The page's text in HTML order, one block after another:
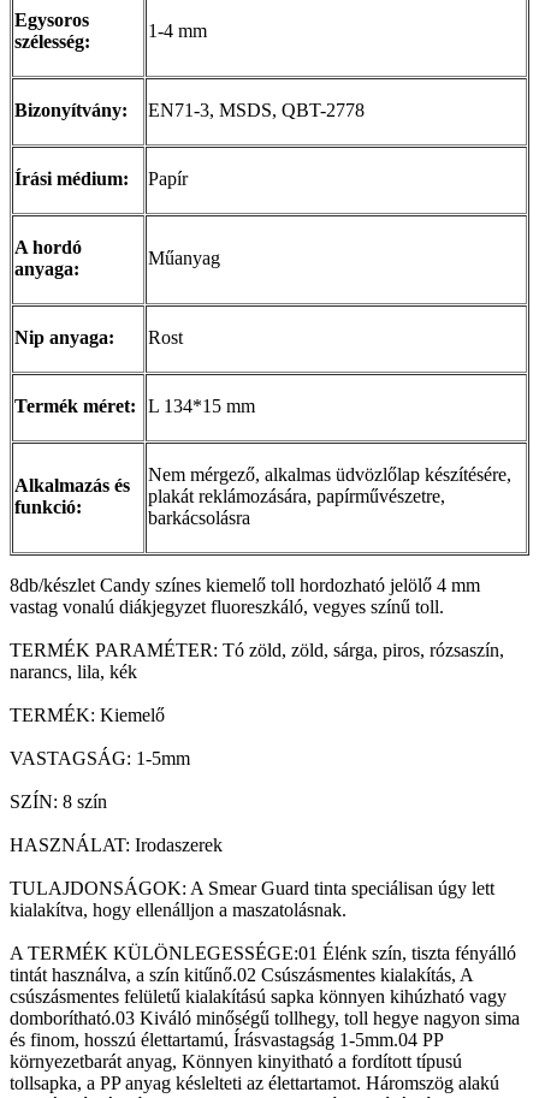
Egysoros
szélesség:
1-4 mm
Bizonyítvány: EN71-3, MSDS, QBT-2778
Írási médium: Papír
A hordó
anyaga:
Műanyag
Nip anyaga: Rost
Termék méret: L 134*15 mm
Alkalmazás és
funkció:
Nem mérgező, alkalmas üdvözlőlap készítésére,
plakát reklámozására, papírművészetre,
barkácsolásra
8db/készlet Candy színes kiemelő toll hordozható jelölő 4 mm
vastag vonalú diákjegyzet fluoreszkáló, vegyes színű toll.
TERMÉK PARAMÉTER: Tó zöld, zöld, sárga, piros, rózsaszín,
narancs, lila, kék
TERMÉK: Kiemelő
VASTAGSÁG: 1-5mm
SZÍN: 8 szín
HASZNÁLAT: Irodaszerek
TULAJDONSÁGOK: A Smear Guard tinta speciálisan úgy lett
kialakítva, hogy ellenálljon a maszatolásnak.
A TERMÉK KÜLÖNLEGESSÉGE:01 Élénk szín, tiszta fényálló
tintát használva, a szín kitűnő.02 Csúszásmentes kialakítás, A
csúszásmentes felületű kialakítású sapka könnyen kihúzható vagy
domborítható.03 Kiváló minőségű tollhegy, toll hegye nagyon sima
és finom, hosszú élettartamú, Írásvastagság 1-5mm.04 PP
környezetbarát anyag, Könnyen kinyitható a fordított típusú
tollsapka, a PP anyag késlelteti az élettartamot. Háromszög alakú